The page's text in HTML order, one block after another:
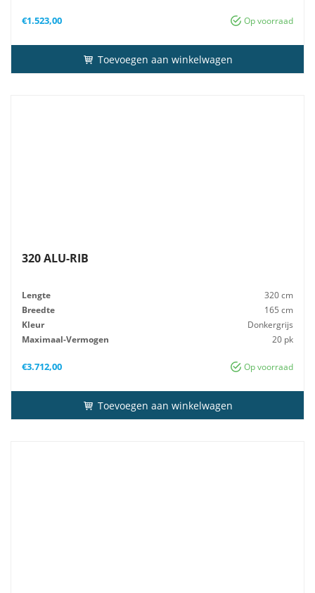
Op voorraad
€1.523,00
Toevoegen aan winkelwagen
320 ALU-RIB
Lengte
320 cm
Breedte
165 cm
Kleur
Donkergrijs
Maximaal-Vermogen
20 pk
Op voorraad
€3.712,00
Toevoegen aan winkelwagen